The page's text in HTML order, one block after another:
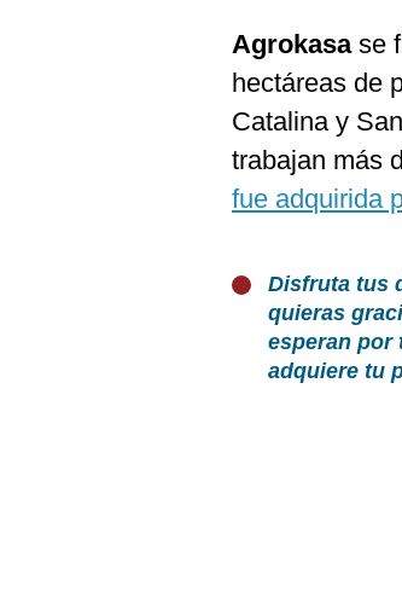
Agrokasase
hectáreas de
Catalina y
trabajan más
fue adquirida
Disfruta tus
quieras
esperan por
adquiere tu